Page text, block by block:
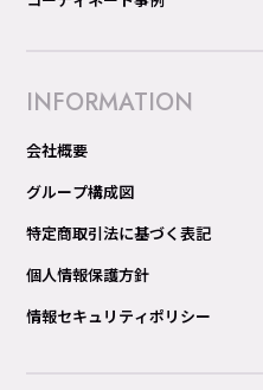
INFORMATION
会社概要
グループ構成図
特定商取引法に基づく表記
個人情報保護方針
情報セキュリティポリシー